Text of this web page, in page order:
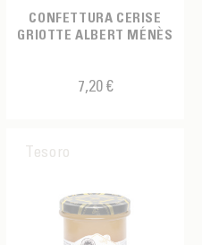
CONFETTURA CERISE
GRIOTTE ALBERT MÉNÈS
7,20 €
Tesoro